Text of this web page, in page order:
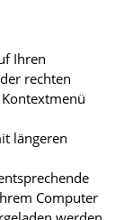
Ihren
rechten
längeren
Computer